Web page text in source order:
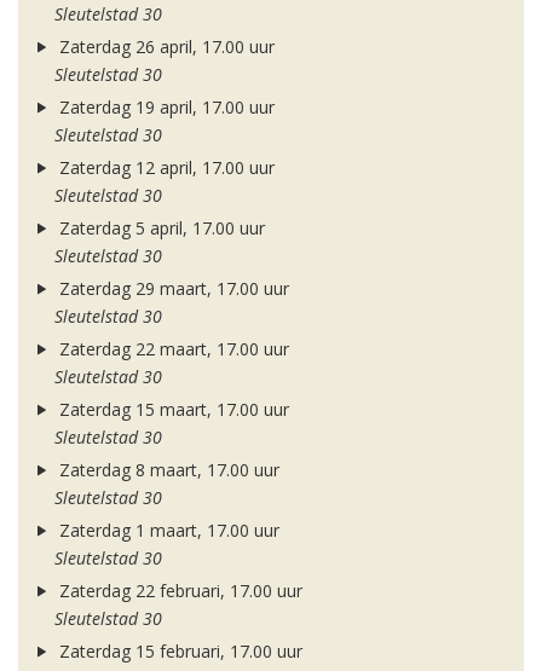
Sleutelstad 30
Zaterdag 26 april, 17.00 uur
Sleutelstad 30
Zaterdag 19 april, 17.00 uur
Sleutelstad 30
Zaterdag 12 april, 17.00 uur
Sleutelstad 30
Zaterdag 5 april, 17.00 uur
Sleutelstad 30
Zaterdag 29 maart, 17.00 uur
Sleutelstad 30
Zaterdag 22 maart, 17.00 uur
Sleutelstad 30
Zaterdag 15 maart, 17.00 uur
Sleutelstad 30
Zaterdag 8 maart, 17.00 uur
Sleutelstad 30
Zaterdag 1 maart, 17.00 uur
Sleutelstad 30
Zaterdag 22 februari, 17.00 uur
Sleutelstad 30
Zaterdag 15 februari, 17.00 uur